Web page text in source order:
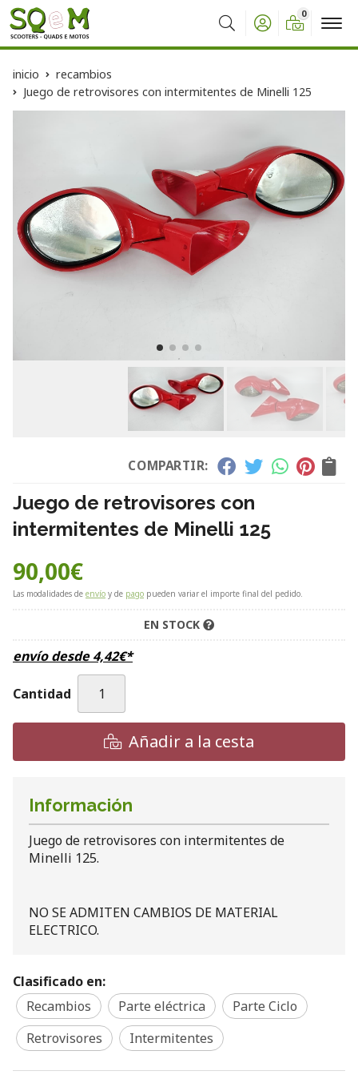
Buscar
0
inicio
recambios
Juego de retrovisores con intermitentes de Minelli 125
COMPARTIR:
Juego de retrovisores con
intermitentes de Minelli 125
90,00€
Las modalidades de envío y de pago pueden variar el importe final del pedido.
EN STOCK
envío desde4,42€*
Cantidad
Añadir a la cesta
Información
Juego de retrovisores con intermitentes de
Minelli 125.
NO SE ADMITEN CAMBIOS DE MATERIAL
ELECTRICO.
Clasificado en:
Recambios
Parte eléctrica
Parte Ciclo
Retrovisores
Intermitentes